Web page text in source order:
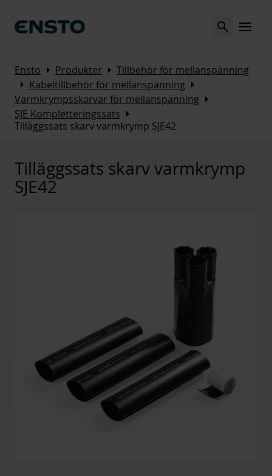
Search MENU
Ensto Arrow_right Produkter Arrow_right Tillbehör för mellanspänning
Arrow_right Kabeltillbehör för mellanspänning Arrow_right
Varmkrympsskarvar för mellanspänning Arrow_right
SJE Kompletteringssats Arrow_right
Tilläggssats skarv varmkrymp SJE42
Tilläggssats skarv varmkrymp
SJE42